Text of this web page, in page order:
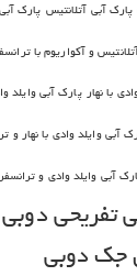
پارک آبی آتلانتیس پارک
و آکواریوم با
با نهار پارک آبی وایلد
آبی وایلد وادی با نهار و
آبی وایلد وادی و ترانسفر
تفریحی دوبی
جک دوبی